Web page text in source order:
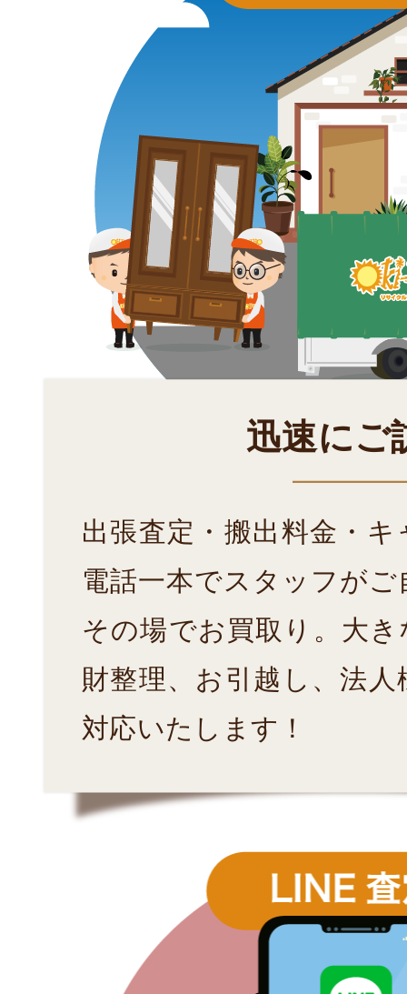
迅速にご
出張査定・搬出料金・
電話一本でスタッフが
その場でお買取り。大
財整理、お引越し、法
対応いたします！